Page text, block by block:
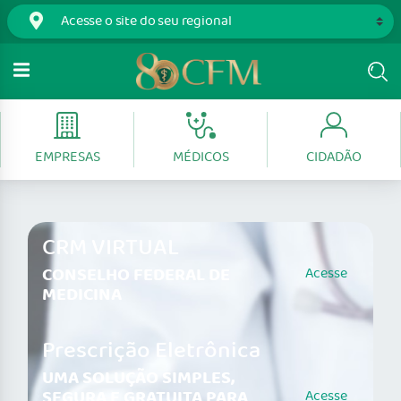
EMPRESAS MÉDICOS CIDADÃO
CRM VIRTUAL
CONSELHO FEDERAL DE
MEDICINA
Acesse
Prescrição Eletrônica
UMA SOLUÇÃO SIMPLES,
Acesse